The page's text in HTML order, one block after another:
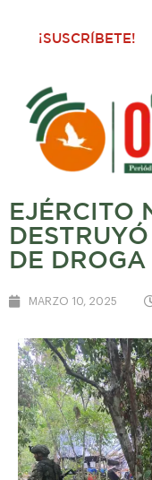
¡SUSCRÍBETE!
EJÉRCITO
DE
MARZO 10, 2025